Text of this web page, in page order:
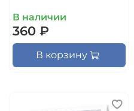
В наличии
360 ₽
В корзину